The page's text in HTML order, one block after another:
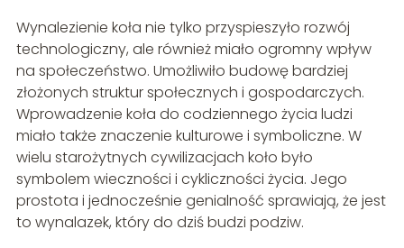
Wynalezienie koła nie tylko przyspieszyło rozwój
technologiczny, ale również miało ogromny wpływ
na społeczeństwo. Umożliwiło budowę bardziej
złożonych struktur społecznych i gospodarczych.
Wprowadzenie koła do codziennego życia ludzi
miało także znaczenie kulturowe i symboliczne. W
wielu starożytnych cywilizacjach koło było
symbolem wieczności i cykliczności życia. Jego
prostota i jednocześnie genialność sprawiają, że jest
to wynalazek, który do dziś budzi podziw.